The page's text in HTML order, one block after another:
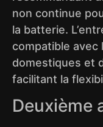
non continue
la batterie.
compatible avec
domestiques et
facilitant la
Deuxième